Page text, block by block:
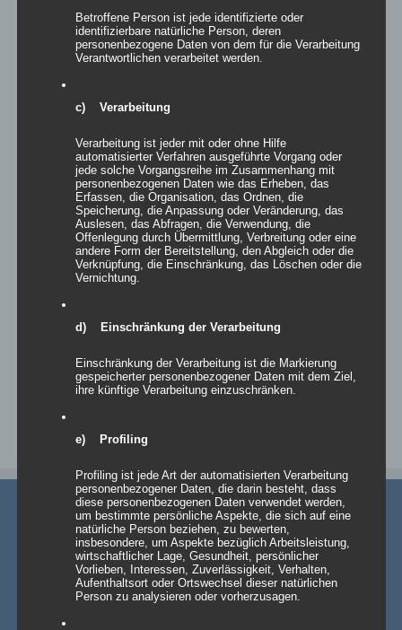
Andrea Rindle | 31. Oktober 2013 | Allgemein,Hussen &
Überzüge | 0 Kommentare
Best of Event 2012 hat wieder
Bestergebnisse
Die Leitmesse der Eventbranche "Best of Event" 2012 ist zuende
Andrea Rindle | 20. Januar 2012 | Allgemein,
Weiterlesen
AKTUELLE NEWS
Betroffene Person ist jede identifizierte oder
identifizierbare natürliche Person, deren
personenbezogene Daten von dem für die Verarbeitung
Verantwortlichen verarbeitet werden.
c) Verarbeitung
Verarbeitung ist jeder mit oder ohne Hilfe
automatisierter Verfahren ausgeführte Vorgang oder
jede solche Vorgangsreihe im Zusammenhang mit
personenbezogenen Daten wie das Erheben, das
Erfassen, die Organisation, das Ordnen, die
Speicherung, die Anpassung oder Veränderung, das
Auslesen, das Abfragen, die Verwendung, die
Offenlegung durch Übermittlung, Verbreitung oder eine
andere Form der Bereitstellung, den Abgleich oder die
Verknüpfung, die Einschränkung, das Löschen oder die
Vernichtung.
d) Einschränkung der Verarbeitung
Einschränkung der Verarbeitung ist die Markierung
gespeicherter personenbezogener Daten mit dem Ziel,
ihre künftige Verarbeitung einzuschränken.
e) Profiling
Profiling ist jede Art der automatisierten Verarbeitung
personenbezogener Daten, die darin besteht, dass
diese personenbezogenen Daten verwendet werden,
um bestimmte persönliche Aspekte, die sich auf eine
natürliche Person beziehen, zu bewerten,
insbesondere, um Aspekte bezüglich Arbeitsleistung,
wirtschaftlicher Lage, Gesundheit, persönlicher
Vorlieben, Interessen, Zuverlässigkeit, Verhalten,
Aufenthaltsort oder Ortswechsel dieser natürlichen
Person zu analysieren oder vorherzusagen.